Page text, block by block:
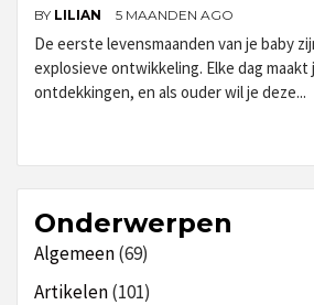
BY LILIAN 5 MAANDEN AGO
De eerste levensmaanden van je baby
explosieve ontwikkeling. Elke dag maakt
ontdekkingen, en als ouder wil je deze...
Onderwerpen
Algemeen(69)
Artikelen(101)